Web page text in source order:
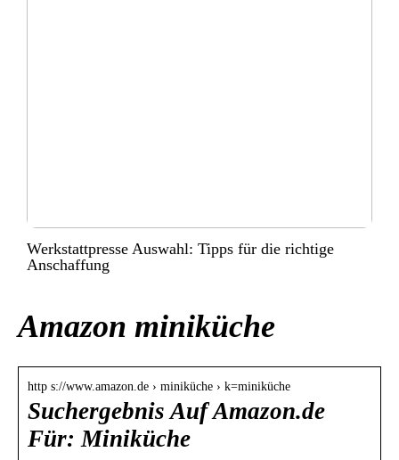
Werkstattpresse Auswahl: Tipps für die richtige
Anschaffung
Amazon miniküche
http s://www.amazon.de › miniküche › k=miniküche
Suchergebnis Auf Amazon.de
Für: Miniküche